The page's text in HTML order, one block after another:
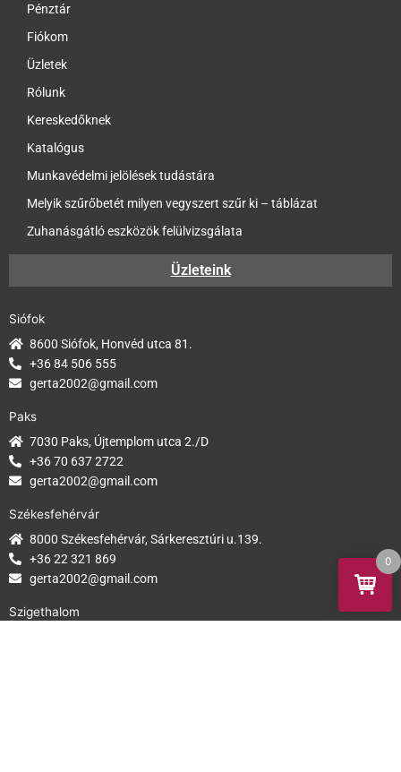
Ár szerinti szűrés
Méret szerinti szűrés
Pénztár
Fiókom
Üzletek
Rólunk
Kereskedőknek
Katalógus
Munkavédelmi jelölések tudástára
Melyik szűrőbetét milyen vegyszert szűr ki – táblázat
Zuhanásgátló eszközök felülvizsgálata
Üzleteink
Siófok
8600 Siófok, Honvéd utca 81.
+36 84 506 555
gerta2002@gmail.com
Paks
7030 Paks, Újtemplom utca 2./D
+36 70 637 2722
gerta2002@gmail.com
Székesfehérvár
8000 Székesfehérvár, Sárkeresztúri u.139.
+36 22 321 869
gerta2002@gmail.com
Szigethalom
0